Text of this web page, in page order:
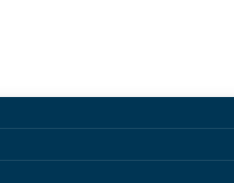
البُنى التحتية التي